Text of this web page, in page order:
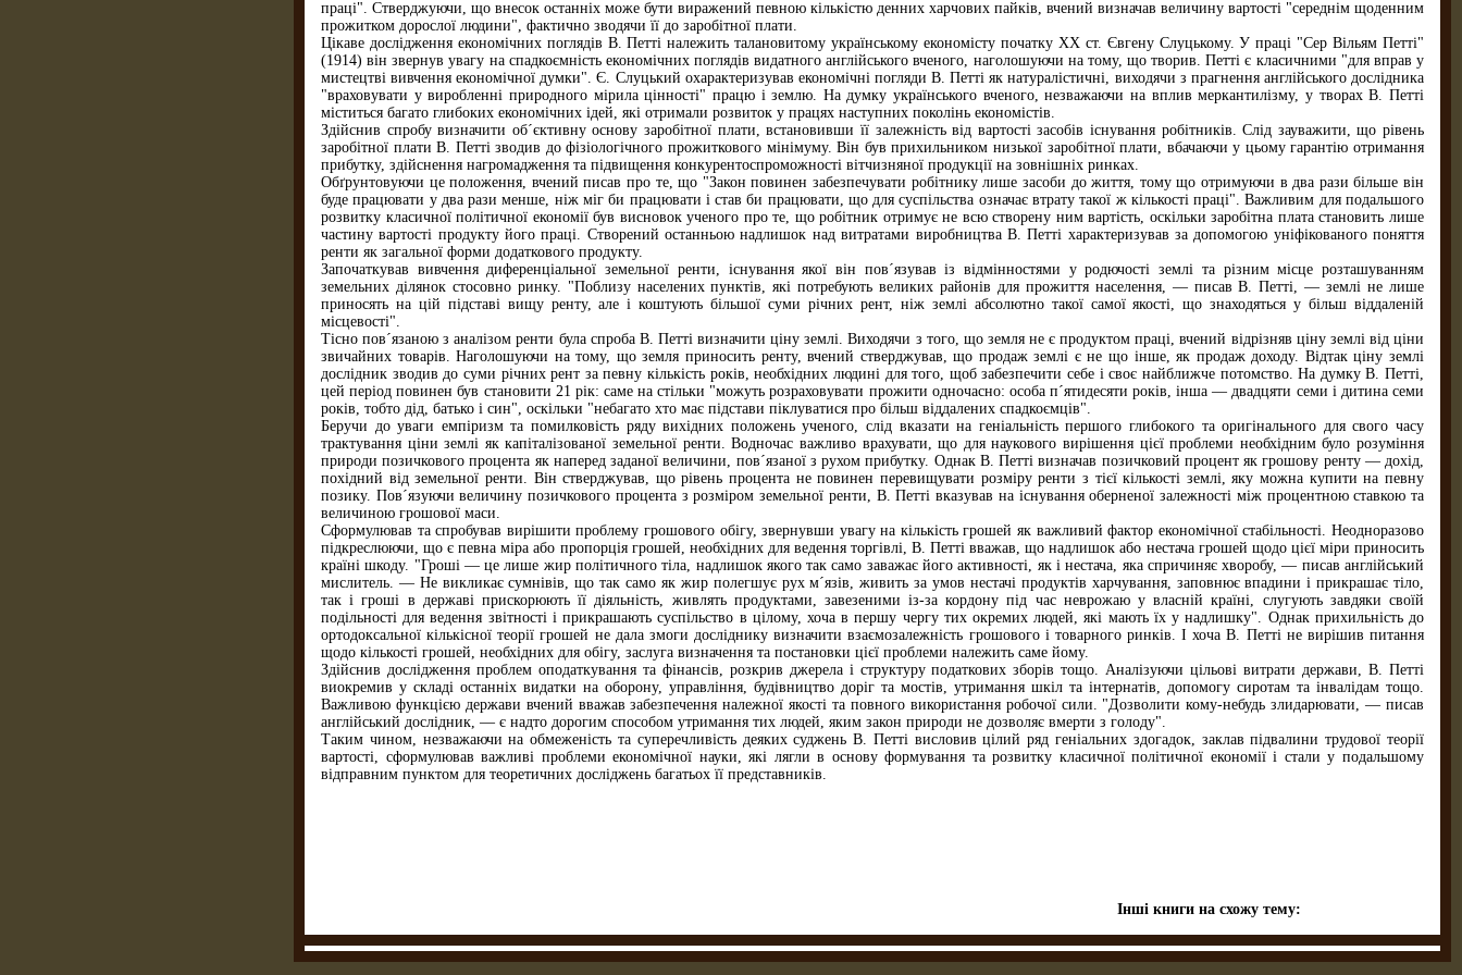
праці". Стверджуючи, що внесок останніх може бути виражений певною кількістю денних харчових пайків, вчений визначав величину вартості "середнім щоденним
прожитком дорослої людини", фактично зводячи її до заробітної плати.
Цікаве дослідження економічних поглядів В. Петті належить талановитому українському економісту початку XX ст. Євгену Слуцькому. У праці "Сер Вільям Петті"
(1914) він звернув увагу на спадкоємність економічних поглядів видатного англійського вченого, наголошуючи на тому, що творив. Петті є класичними "для вправ у
мистецтві вивчення економічної думки". Є. Слуцький охарактеризував економічні погляди В. Петті як натуралістичні, виходячи з прагнення англійського дослідника
"враховувати у виробленні природного мірила цінності" працю і землю. На думку українського вченого, незважаючи на вплив меркантилізму, у творах В. Петті
міститься багато глибоких економічних ідей, які отримали розвиток у працях наступних поколінь економістів.
Здійснив спробу визначити об´єктивну основу заробітної плати, встановивши її залежність від вартості засобів існування робітників. Слід зауважити, що рівень
заробітної плати В. Петті зводив до фізіологічного прожиткового мінімуму. Він був прихильником низької заробітної плати, вбачаючи у цьому гарантію отримання
прибутку, здійснення нагромадження та підвищення конкурентоспроможності вітчизняної продукції на зовнішніх ринках.
Обґрунтовуючи це положення, вчений писав про те, що "Закон повинен забезпечувати робітнику лише засоби до життя, тому що отримуючи в два рази більше він
буде працювати у два рази менше, ніж міг би працювати і став би працювати, що для суспільства означає втрату такої ж кількості праці". Важливим для подальшого
розвитку класичної політичної економії був висновок ученого про те, що робітник отримує не всю створену ним вартість, оскільки заробітна плата становить лише
частину вартості продукту його праці. Створений останньою надлишок над витратами виробництва В. Петті характеризував за допомогою уніфікованого поняття
ренти як загальної форми додаткового продукту.
Започаткував вивчення диференціальної земельної ренти, існування якої він пов´язував із відмінностями у родючості землі та різним місце розташуванням
земельних ділянок стосовно ринку. "Поблизу населених пунктів, які потребують великих районів для прожиття населення, — писав В. Петті, — землі не лише
приносять на цій підставі вищу ренту, але і коштують більшої суми річних рент, ніж землі абсолютно такої самої якості, що знаходяться у більш віддаленій
місцевості".
Тісно пов´язаною з аналізом ренти була спроба В. Петті визначити ціну землі. Виходячи з того, що земля не є продуктом праці, вчений відрізняв ціну землі від ціни
звичайних товарів. Наголошуючи на тому, що земля приносить ренту, вчений стверджував, що продаж землі є не що інше, як продаж доходу. Відтак ціну землі
дослідник зводив до суми річних рент за певну кількість років, необхідних людині для того, щоб забезпечити себе і своє найближче потомство. На думку В. Петті,
цей період повинен був становити 21 рік: саме на стільки "можуть розраховувати прожити одночасно: особа п´ятидесяти років, інша — двадцяти семи і дитина семи
років, тобто дід, батько і син", оскільки "небагато хто має підстави піклуватися про більш віддалених спадкоємців".
Беручи до уваги емпіризм та помилковість ряду вихідних положень ученого, слід вказати на геніальність першого глибокого та оригінального для свого часу
трактування ціни землі як капіталізованої земельної ренти. Водночас важливо врахувати, що для наукового вирішення цієї проблеми необхідним було розуміння
природи позичкового процента як наперед заданої величини, пов´язаної з рухом прибутку. Однак В. Петті визначав позичковий процент як грошову ренту — дохід,
похідний від земельної ренти. Він стверджував, що рівень процента не повинен перевищувати розміру ренти з тієї кількості землі, яку можна купити на певну
позику. Пов´язуючи величину позичкового процента з розміром земельної ренти, В. Петті вказував на існування оберненої залежності між процентною ставкою та
величиною грошової маси.
Сформулював та спробував вирішити проблему грошового обігу, звернувши увагу на кількість грошей як важливий фактор економічної стабільності. Неодноразово
підкреслюючи, що є певна міра або пропорція грошей, необхідних для ведення торгівлі, В. Петті вважав, що надлишок або нестача грошей щодо цієї міри приносить
країні шкоду. "Гроші — це лише жир політичного тіла, надлишок якого так само заважає його активності, як і нестача, яка спричиняє хворобу, — писав англійський
мислитель. — Не викликає сумнівів, що так само як жир полегшує рух м´язів, живить за умов нестачі продуктів харчування, заповнює впадини і прикрашає тіло,
так і гроші в державі прискорюють її діяльність, живлять продуктами, завезеними із-за кордону під час неврожаю у власній країні, слугують завдяки своїй
подільності для ведення звітності і прикрашають суспільство в цілому, хоча в першу чергу тих окремих людей, які мають їх у надлишку". Однак прихильність до
ортодоксальної кількісної теорії грошей не дала змоги досліднику визначити взаємозалежність грошового і товарного ринків. І хоча В. Петті не вирішив питання
щодо кількості грошей, необхідних для обігу, заслуга визначення та постановки цієї проблеми належить саме йому.
Здійснив дослідження проблем оподаткування та фінансів, розкрив джерела і структуру податкових зборів тощо. Аналізуючи цільові витрати держави, В. Петті
виокремив у складі останніх видатки на оборону, управління, будівництво доріг та мостів, утримання шкіл та інтернатів, допомогу сиротам та інвалідам тощо.
Важливою функцією держави вчений вважав забезпечення належної якості та повного використання робочої сили. "Дозволити кому-небудь злидарювати, — писав
англійський дослідник, — є надто дорогим способом утримання тих людей, яким закон природи не дозволяє вмерти з голоду".
Таким чином, незважаючи на обмеженість та суперечливість деяких суджень В. Петті висловив цілий ряд геніальних здогадок, заклав підвалини трудової теорії
вартості, сформулював важливі проблеми економічної науки, які лягли в основу формування та розвитку класичної політичної економії і стали у подальшому
відправним пунктом для теоретичних досліджень багатьох її представників.
Інші книги на схожу тему: